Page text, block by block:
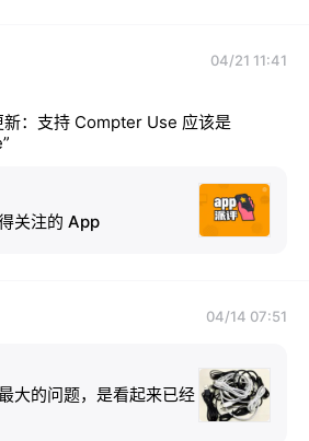
04/21 11:41
：支持 Compter Use 应该是
关注的 App
04/14 07:51
大的问题，是看起来已经